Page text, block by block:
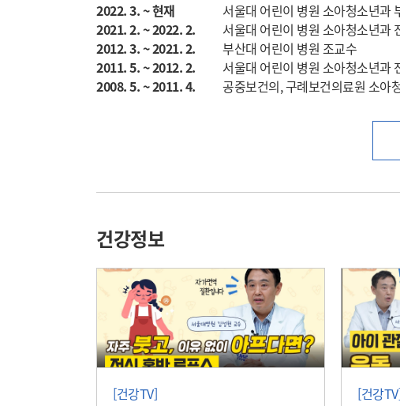
2022. 3. ~ 현재
서울대 어린이 병원 소아청소년과
2021. 2. ~ 2022. 2.
서울대 어린이 병원 소아청소년과
2012. 3. ~ 2021. 2.
부산대 어린이 병원 조교수
2011. 5. ~ 2012. 2.
서울대 어린이 병원 소아청소년과
2008. 5. ~ 2011. 4.
공중보건의, 구례보건의료원 소아
건강정보
[건강TV] [건강